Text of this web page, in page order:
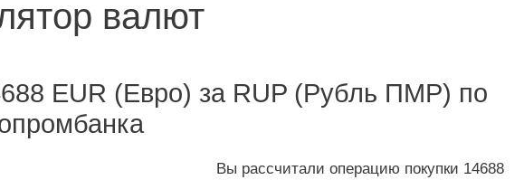
валют
EUR (Евро) за RUP (Рубль ПМР) по
Вы рассчитали операцию покупки 14688